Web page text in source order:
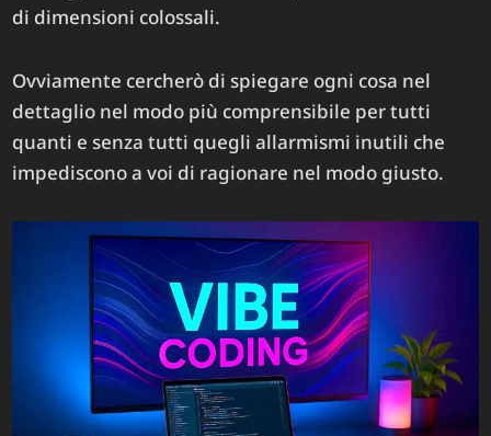
di dimensioni colossali.
Ovviamente cercherò di spiegare ogni cosa nel
dettaglio nel modo più comprensibile per tutti
quanti e senza tutti quegli allarmismi inutili che
impediscono a voi di ragionare nel modo giusto.